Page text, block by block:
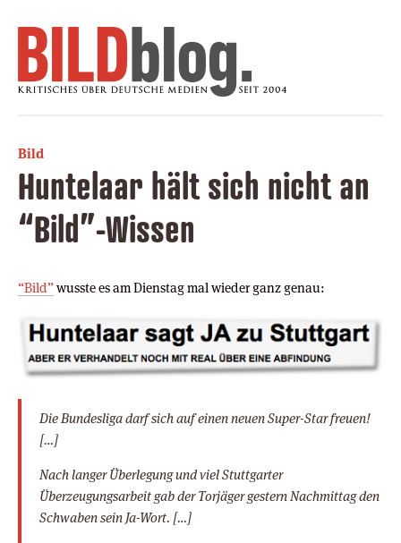
Bild
Huntelaar hält sich nicht an
“Bild”-Wissen
“Bild”wusste es am Dienstag mal wieder ganz genau:
Die Bundesliga darf sich auf einen neuen Super-Star freuen!
[…]
Nach langer Überlegung und viel Stuttgarter
Überzeugungsarbeit gab der Torjäger gestern Nachmittag den
Schwaben sein Ja-Wort. […]